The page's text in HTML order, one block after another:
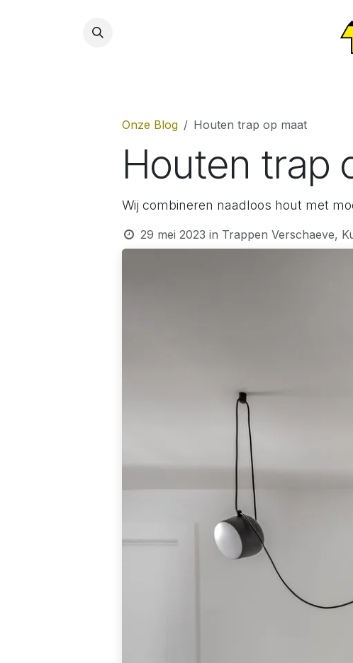
Onze Blog Houten trap op maat
Houten trap
Wij combineren naadloos hout met
29 mei 2023 in Trappen Verschaeve,